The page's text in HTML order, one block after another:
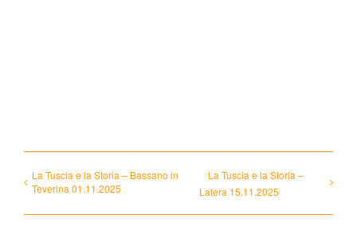
La Tuscia e la Storia – Bassano in
Teverina 01.11.2025
La Tuscia e la Storia –
Latera 15.11.2025